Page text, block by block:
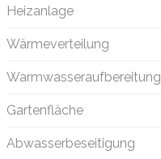
Heizanlage
Wärmeverteilung
Warmwasseraufbereitung
Gartenfläche
Abwasserbeseitigung